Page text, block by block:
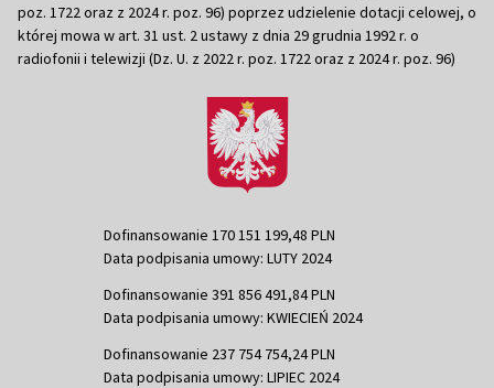
poz. 1722 oraz z 2024 r. poz. 96) poprzez udzielenie dotacji celowej, o
której mowa w art. 31 ust. 2 ustawy z dnia 29 grudnia 1992 r. o
radiofonii i telewizji (Dz. U. z 2022 r. poz. 1722 oraz z 2024 r. poz. 96)
Dofinansowanie 170 151 199,48 PLN
Data podpisania umowy: LUTY 2024
Dofinansowanie 391 856 491,84 PLN
Data podpisania umowy: KWIECIEŃ 2024
Dofinansowanie 237 754 754,24 PLN
Data podpisania umowy: LIPIEC 2024